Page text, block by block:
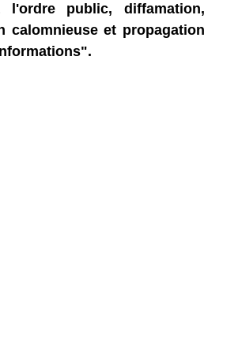
l'ordre public, diffamation,
calomnieuse et propagation